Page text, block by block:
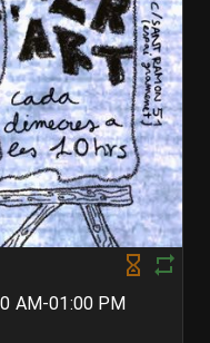
AM-01:00 PM